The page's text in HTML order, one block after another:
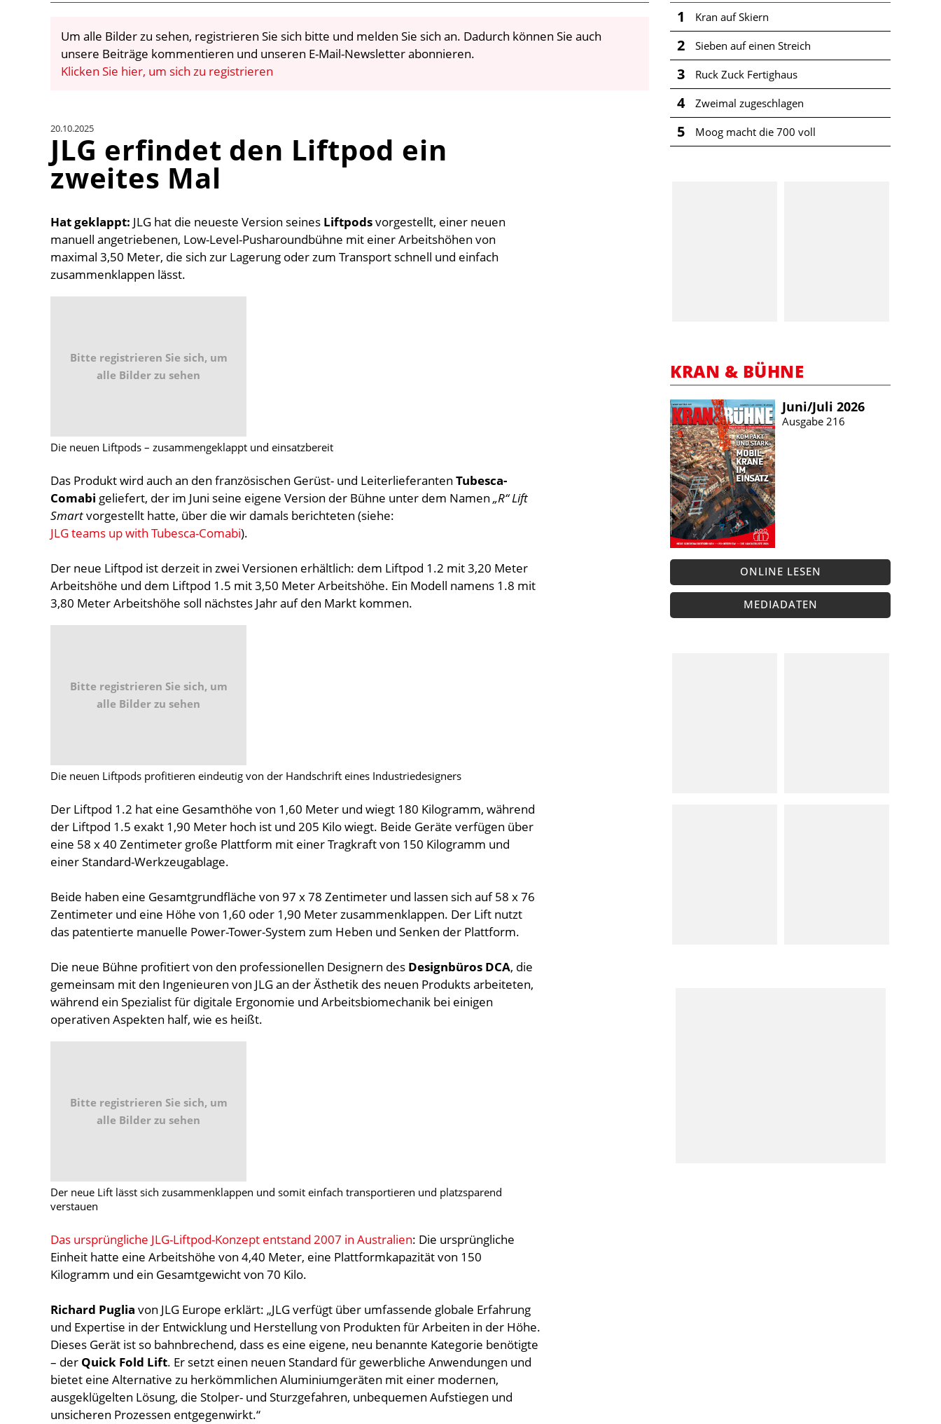
Um alle Bilder zu sehen, registrieren Sie sich bitte und melden Sie sich an. Dadurch können Sie auch
unsere Beiträge kommentieren und unseren E-Mail-Newsletter abonnieren.
Klicken Sie hier, um sich zu registrieren
20.10.2025
JLG erfindet den Liftpod ein
zweites Mal
Hat geklappt: JLG hat die neueste Version seines Liftpodsvorgestellt, einer neuen
manuell angetriebenen, Low-Level-Pusharoundbühne mit einer Arbeitshöhen von
maximal 3,50 Meter, die sich zur Lagerung oder zum Transport schnell und einfach
zusammenklappen lässt.
Bitte registrieren Sie sich, um
alle Bilder zu sehen
Die neuen Liftpods – zusammengeklappt und einsatzbereit
Das Produkt wird auch an den französischen Gerüst- und Leiterlieferanten Tubesca-
Comabi geliefert, der im Juni seine eigene Version der Bühne unter dem Namen „R“ Lift
Smartvorgestellt hatte, über die wir damals berichteten (siehe:
JLG teams up with Tubesca-Comabi).
Der neue Liftpod ist derzeit in zwei Versionen erhältlich: dem Liftpod 1.2 mit 3,20 Meter
Arbeitshöhe und dem Liftpod 1.5 mit 3,50 Meter Arbeitshöhe. Ein Modell namens 1.8 mit
3,80 Meter Arbeitshöhe soll nächstes Jahr auf den Markt kommen.
Bitte registrieren Sie sich, um
alle Bilder zu sehen
Die neuen Liftpods profitieren eindeutig von der Handschrift eines Industriedesigners
Der Liftpod 1.2 hat eine Gesamthöhe von 1,60 Meter und wiegt 180 Kilogramm, während
der Liftpod 1.5 exakt 1,90 Meter hoch ist und 205 Kilo wiegt. Beide Geräte verfügen über
eine 58 x 40 Zentimeter große Plattform mit einer Tragkraft von 150 Kilogramm und
einer Standard-Werkzeugablage.
Beide haben eine Gesamtgrundfläche von 97 x 78 Zentimeter und lassen sich auf 58 x 76
Zentimeter und eine Höhe von 1,60 oder 1,90 Meter zusammenklappen. Der Lift nutzt
das patentierte manuelle Power-Tower-System zum Heben und Senken der Plattform.
Die neue Bühne profitiert von den professionellen Designern des Designbüros DCA, die
gemeinsam mit den Ingenieuren von JLG an der Ästhetik des neuen Produkts arbeiteten,
während ein Spezialist für digitale Ergonomie und Arbeitsbiomechanik bei einigen
operativen Aspekten half, wie es heißt.
Bitte registrieren Sie sich, um
alle Bilder zu sehen
Der neue Lift lässt sich zusammenklappen und somit einfach transportieren und platzsparend
verstauen
Das ursprüngliche JLG-Liftpod-Konzept entstand 2007 in Australien: Die ursprüngliche
Einheit hatte eine Arbeitshöhe von 4,40 Meter, eine Plattformkapazität von 150
Kilogramm und ein Gesamtgewicht von 70 Kilo.
Richard Puglia von JLG Europe erklärt: „JLG verfügt über umfassende globale Erfahrung
und Expertise in der Entwicklung und Herstellung von Produkten für Arbeiten in der Höhe.
Dieses Gerät ist so bahnbrechend, dass es eine eigene, neu benannte Kategorie benötigte
– der Quick Fold Lift. Er setzt einen neuen Standard für gewerbliche Anwendungen und
bietet eine Alternative zu herkömmlichen Aluminiumgeräten mit einer modernen,
ausgeklügelten Lösung, die Stolper- und Sturzgefahren, unbequemen Aufstiegen und
unsicheren Prozessen entgegenwirkt.“
1 Kran auf Skiern
2 Sieben auf einen Streich
3 Ruck Zuck Fertighaus
4 Zweimal zugeschlagen
5 Moog macht die 700 voll
KRAN & BÜHNE
Juni/​Juli 2026
Ausgabe 216
ONLINE LESEN
MEDIADATEN